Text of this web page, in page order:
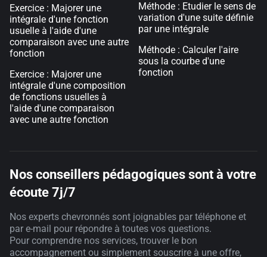
Exercice : Majorer une
intégrale d'une fonction
usuelle à l'aide d'une
comparaison avec une autre
fonction
Exercice : Majorer une
intégrale d'une composition
de fonctions usuelles à
l'aide d'une comparaison
avec une autre fonction
Méthode : Etudier le sens de
variation d'une suite définie
par une intégrale
Méthode : Calculer l'aire
sous la courbe d'une
fonction
Nos conseillers pédagogiques sont à votre
écoute 7j/7
Nos experts chevronnés sont joignables par téléphone et
par e-mail pour répondre à toutes vos questions.
Pour comprendre nos services, trouver le bon
accompagnement ou simplement souscrire à une offre,